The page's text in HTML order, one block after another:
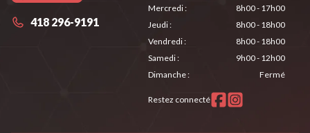
418 296-9191
Mercredi:
8h00 - 17h00
Jeudi:
8h00 - 18h00
Vendredi:
8h00 - 18h00
Samedi:
9h00 - 12h00
Dimanche: Fermé
Restez connecté